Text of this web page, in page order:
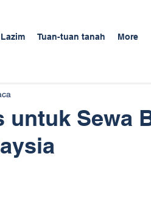
Tuan-tuan tanah More
untuk Sewa